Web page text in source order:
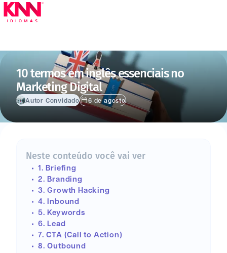
10 termos em inglês essenciais no
Marketing Digital
Autor Convidado 6 de agosto
Neste conteúdo você vai ver
1. Briefing
2. Branding
3. Growth Hacking
4. Inbound
5. Keywords
6. Lead
7. CTA (Call to Action)
8. Outbound